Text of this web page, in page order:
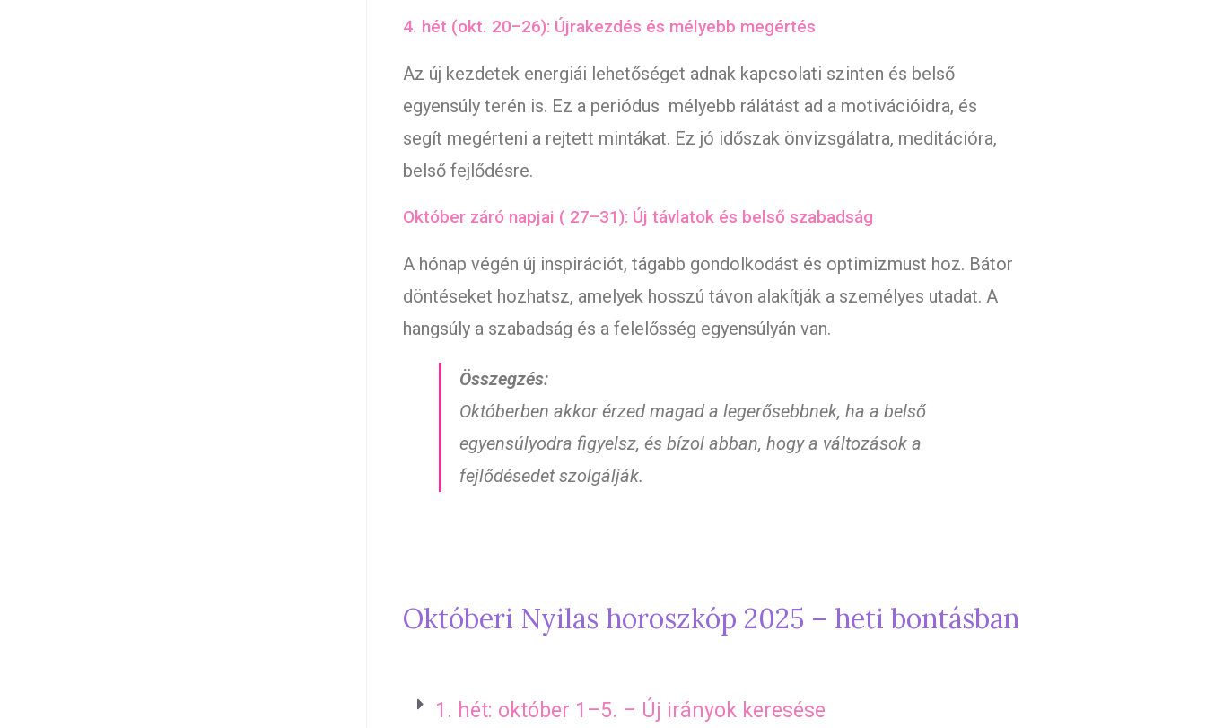
4. hét (okt. 20–26): Újrakezdés és mélyebb megértés
Az új kezdetek energiái lehetőséget adnak kapcsolati szinten és belső
egyensúly terén is. Ez a periódus mélyebb rálátást ad a motivációidra, és
segít megérteni a rejtett mintákat. Ez jó időszak önvizsgálatra, meditációra,
belső fejlődésre.
Október záró napjai ( 27–31): Új távlatok és belső szabadság
A hónap végén új inspirációt, tágabb gondolkodást és optimizmust hoz. Bátor
döntéseket hozhatsz, amelyek hosszú távon alakítják a személyes utadat. A
hangsúly a szabadság és a felelősség egyensúlyán van.
Összegzés:
Októberben akkor érzed magad a legerősebbnek, ha a belső
egyensúlyodra figyelsz, és bízol abban, hogy a változások a
fejlődésedet szolgálják.
Októberi Nyilas horoszkóp 2025 – heti bontásban
1. hét: október 1–5. – Új irányok keresése